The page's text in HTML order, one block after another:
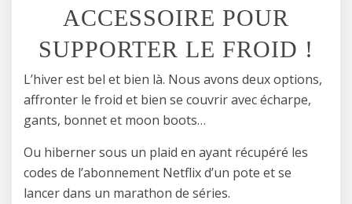
ACCESSOIRE POUR
SUPPORTER LE FROID !
L’hiver est bel et bien là. Nous avons deux options,
affronter le froid et bien se couvrir avec écharpe,
gants, bonnet et moon boots…
Ou hiberner sous un plaid en ayant récupéré les
codes de l’abonnement Netflix d’un pote et se
lancer dans un marathon de séries.